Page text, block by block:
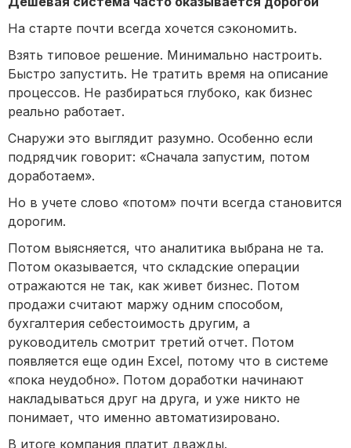
На старте почти всегда хочется сэкономить.
Взять типовое решение. Минимально настроить.
Быстро запустить. Не тратить время на описание
процессов. Не разбираться глубоко, как бизнес
реально работает.
Снаружи это выглядит разумно. Особенно если
подрядчик говорит: «Сначала запустим, потом
доработаем».
Но в учете слово «потом» почти всегда становится
дорогим.
Потом выясняется, что аналитика выбрана не та.
Потом оказывается, что складские операции
отражаются не так, как живет бизнес. Потом
продажи считают маржу одним способом,
бухгалтерия себестоимость другим, а
руководитель смотрит третий отчет. Потом
появляется еще один Excel, потому что в системе
«пока неудобно». Потом доработки начинают
накладываться друг на друга, и уже никто не
понимает, что именно автоматизировано.
В итоге компания платит дважды.